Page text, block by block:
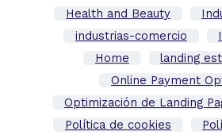
Health and Beauty
industrias-comercio
Home
landing
Online Payment
Optimización de Landing
Política de cookies